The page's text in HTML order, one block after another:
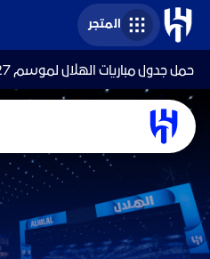
المتجر
حمل جدول مباريات الهلال لموسم 26/27